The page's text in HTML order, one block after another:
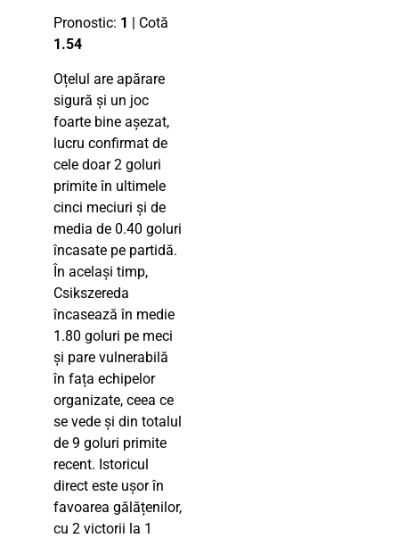
Pronostic: 1
| Cotă
1.54
Oțelul are apărare
sigură și un joc
foarte bine așezat,
lucru confirmat de
cele doar 2 goluri
primite în ultimele
cinci meciuri și de
media de 0.40 goluri
încasate pe partidă.
În același timp,
Csikszereda
încasează în medie
1.80 goluri pe meci
și pare vulnerabilă
în fața echipelor
organizate, ceea ce
se vede și din totalul
de 9 goluri primite
recent. Istoricul
direct este ușor în
favoarea gălățenilor,
cu 2 victorii la 1